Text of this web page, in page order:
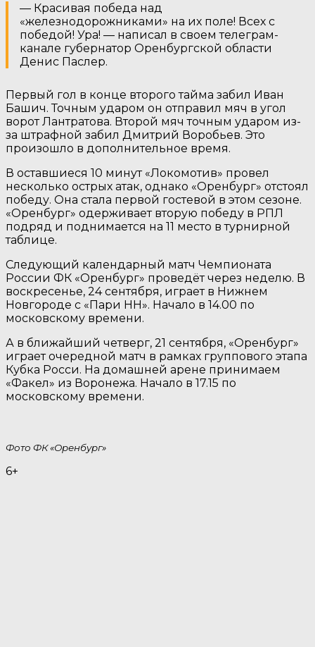
— Красивая победа над
«железнодорожниками» на их поле! Всех с
победой! Ура! — написал в своем телеграм-
канале губернатор Оренбургской области
Денис Паслер.
Первый гол в конце второго тайма забил Иван
Башич. Точным ударом он отправил мяч в угол
ворот Лантратова. Второй мяч точным ударом из-
за штрафной забил Дмитрий Воробьев. Это
произошло в дополнительное время.
В оставшиеся 10 минут «Локомотив» провел
несколько острых атак, однако «Оренбург» отстоял
победу. Она стала первой гостевой в этом сезоне.
«Оренбург» одерживает вторую победу в РПЛ
подряд и поднимается на 11 место в турнирной
таблице.
Следующий календарный матч Чемпионата
России ФК «Оренбург» проведёт через неделю. В
воскресенье, 24 сентября, играет в Нижнем
Новгороде с «Пари НН». Начало в 14.00 по
московскому времени.
А в ближайший четверг, 21 сентября, «Оренбург»
играет очередной матч в рамках группового этапа
Кубка Росси. На домашней арене принимаем
«Факел» из Воронежа. Начало в 17.15 по
московскому времени.
Фото ФК «Оренбург»
6+